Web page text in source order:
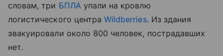
словам, три БПЛАупали на кровлю
логистического центраWildberries. Из здания
эвакуировали около 800 человек, пострадавших
нет.